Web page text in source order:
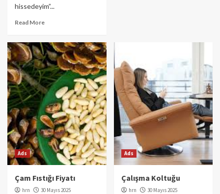
hissedeyim”...
Read More
Ads
Çam Fıstığı Fiyatı
hrn 30 Mayıs 2025
Ads
Çalışma Koltuğu
hrn 30 Mayıs 2025